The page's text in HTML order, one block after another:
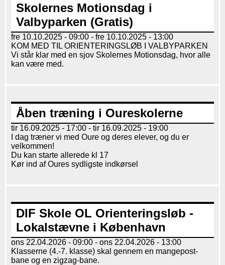
Skolernes Motionsdag i
Valbyparken (Gratis)
fre 10.10.2025 - 09:00 - fre 10.10.2025 - 13:00
KOM MED TIL ORIENTERINGSLØB I VALBYPARKEN
Vi står klar med en sjov Skolernes Motionsdag, hvor alle
kan være med.
Åben træning i Oureskolerne
tir 16.09.2025 - 17:00 - tir 16.09.2025 - 19:00
I dag træner vi med Oure og deres elever, og du er
velkommen!
Du kan starte allerede kl 17
Kør ind af Oures sydligste indkørsel
DIF Skole OL Orienteringsløb -
Lokalstævne i København
ons 22.04.2026 - 09:00 - ons 22.04.2026 - 13:00
Klasserne (4.-7. klasse) skal gennem en mangepost-
bane og en zigzag-bane.